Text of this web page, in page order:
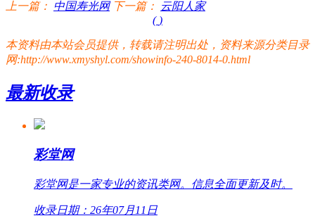
上一篇： 中国寿光网 下一篇：
云阳人家
( )
本资料由本站会员提供，转载请注明出处，资料来源分类目录
网:http://www.xmyshyl.com/showinfo-240-8014-0.html
最新收录
彩堂网
彩堂网是一家专业的资讯类网。信息全面更新及时。
收录日期：26年07月11日